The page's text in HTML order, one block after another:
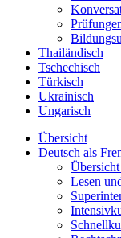
Thailändisch
Tschechisch
Türkisch
Ukrainisch
Ungarisch
Übersicht
Deutsch als
Lesen